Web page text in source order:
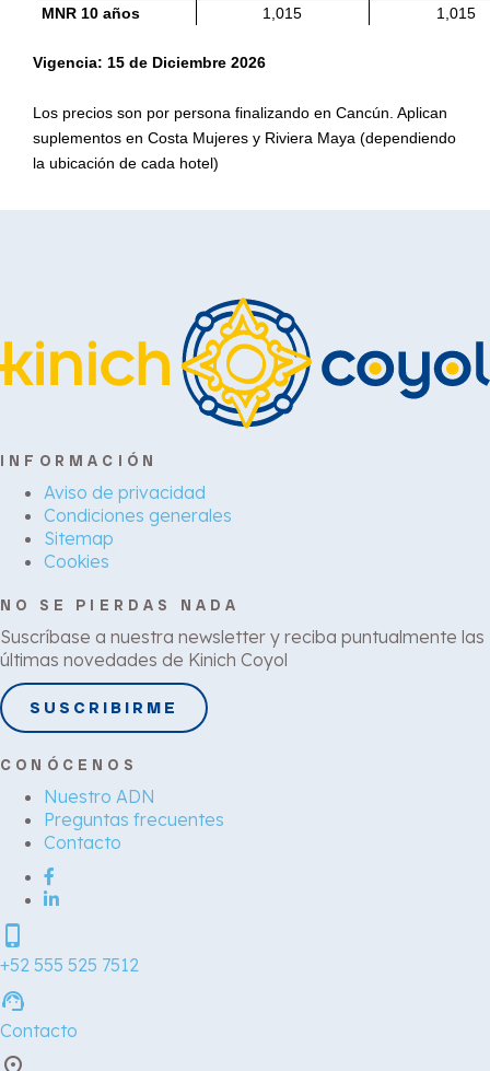
MNR 10 años
1,015 1,015
Vigencia: 15 de Diciembre 2026
Los precios son por persona finalizando en Cancún. Aplican
suplementos en Costa Mujeres y Riviera Maya (dependiendo
la ubicación de cada hotel)
INFORMACIÓN
Aviso de privacidad
Condiciones generales
Sitemap
Cookies
NO SE PIERDAS NADA
Suscríbase a nuestra newsletter y reciba puntualmente las
últimas novedades de Kinich Coyol
SUSCRIBIRME
CONÓCENOS
Nuestro ADN
Preguntas frecuentes
Contacto
phone_iphone
+52 555 525 7512
support_agent
Contacto